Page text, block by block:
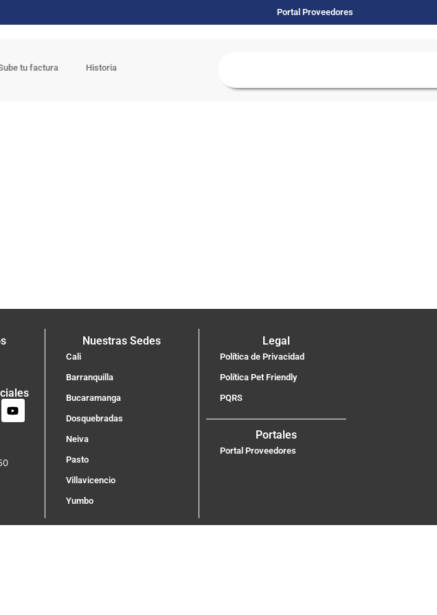
Portal Proveedores
tu factura Historia
Nuestras Sedes
Cali
Barranquilla
Bucaramanga
Dosquebradas
Neiva
Pasto
Villavicencio
Yumbo
Legal
Política de Privacidad
Política Pet Friendly
PQRS
Portales
Portal Proveedores